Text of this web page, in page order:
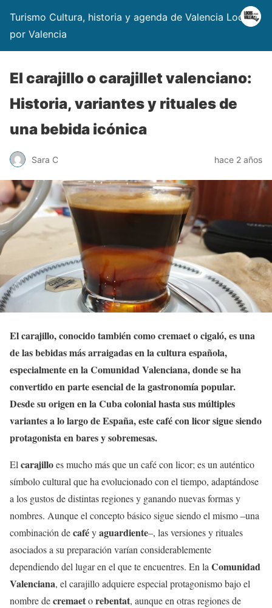
Turismo Cultura, historia y agenda de Valencia Locos
por Valencia
El carajillo o carajillet valenciano:
Historia, variantes y rituales de
una bebida icónica
Sara C hace 2 años
El carajillo, conocido también como cremaet o cigaló, es una
de las bebidas más arraigadas en la cultura española,
especialmente en la Comunidad Valenciana, donde se ha
convertido en parte esencial de la gastronomía popular.
Desde su origen en la Cuba colonial hasta sus múltiples
variantes a lo largo de España, este café con licor sigue siendo
protagonista en bares y sobremesas.
El carajilloes mucho más que un café con licor; es un auténtico
símbolo cultural que ha evolucionado con el tiempo, adaptándose
a los gustos de distintas regiones y ganando nuevas formas y
nombres. Aunque el concepto básico sigue siendo el mismo –una
combinación decaféyaguardiente–, las versiones y rituales
asociados a su preparación varían considerablemente
dependiendo del lugar en el que te encuentres. En la Comunidad
Valenciana, el carajillo adquiere especial protagonismo bajo el
nombre decremaetorebentat, aunque en otras regiones de